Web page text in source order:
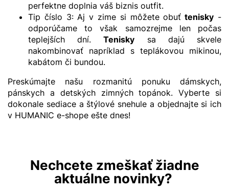
perfektne doplnia váš biznis outfit.
Tip číslo 3: Aj v zime si môžete obuť tenisky -
odporúčame to však samozrejme len počas
teplejších dní.Tenisky sa dajú skvele
nakombinovať napríklad s teplákovou mikinou,
kabátom či bundou.
Preskúmajte našu rozmanitú ponuku dámskych,
pánskych a detských zimných topánok. Vyberte si
dokonale sediace a štýlové snehule a objednajte si ich
v HUMANIC e-shope ešte dnes!
Nechcete zmeškať žiadne
aktuálne novinky?